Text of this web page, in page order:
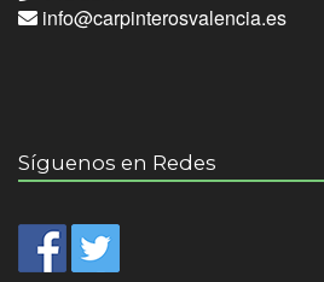
info@carpinterosvalencia.es
Síguenos en Redes